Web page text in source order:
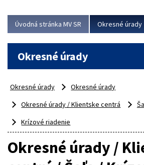
Viac
Úvodná stránka MV SR Okresné úrady
Okresné úrady
Okresné úrady
Okresné úrady
Okresné úrady / Klientske centrá
Krízové riadenie
Okresné úrady /